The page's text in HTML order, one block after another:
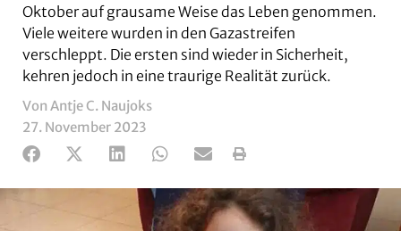
Oktober auf grausame Weise das Leben genommen.
Viele weitere wurden in den Gazastreifen
verschleppt. Die ersten sind wieder in Sicherheit,
kehren jedoch in eine traurige Realität zurück.
Von Antje C. Naujoks
27. November 2023